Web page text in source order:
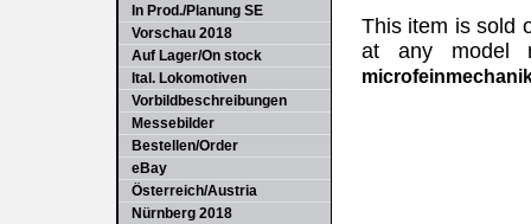
In Prod./Planung SE
Vorschau 2018
Auf Lager/On stock
Ital. Lokomotiven
Vorbildbeschreibungen
Messebilder
Bestellen/Order
eBay
Österreich/Austria
Nürnberg 2018
This item is sold
at any model